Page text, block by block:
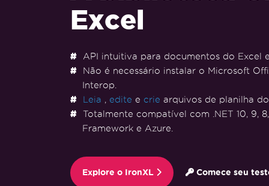
Excel
API intuitiva para documentos do Excel
Não é necessário instalar o Microsoft
Interop.
Leia , edite e crie arquivos de planilha do
Totalmente compatível com .NET 10, 9, 8,
Framework e Azure.
Explore o IronXL Comece seu